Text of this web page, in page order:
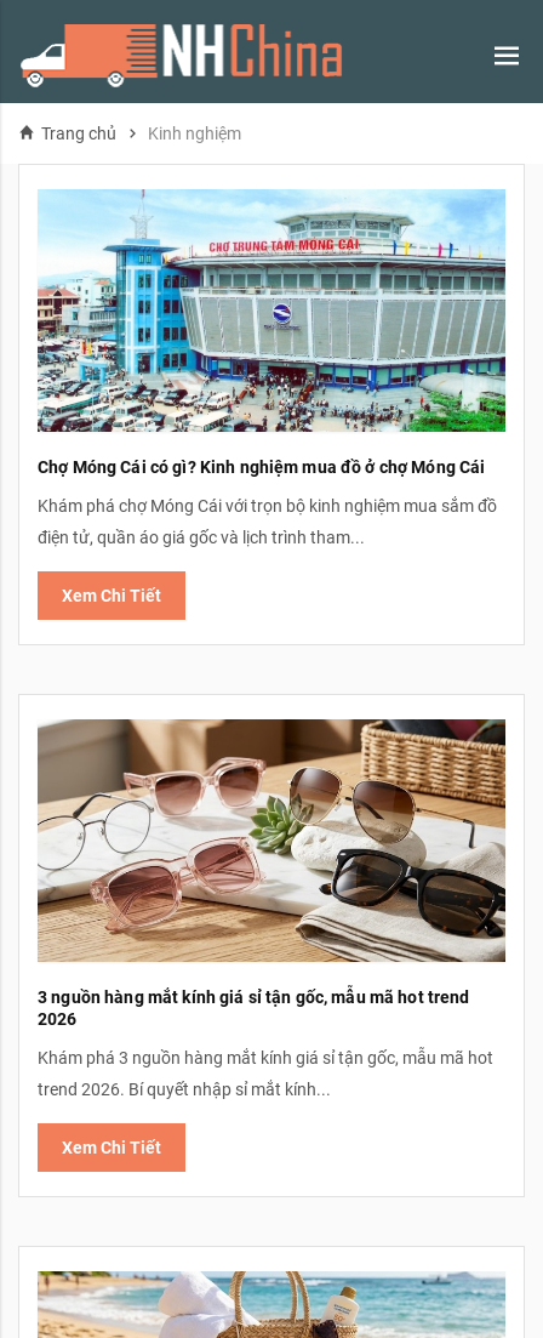
Trang chủ Kinh nghiệm
Chợ Móng Cái có gì? Kinh nghiệm mua đồ ở chợ Móng Cái
Khám phá chợ Móng Cái với trọn bộ kinh nghiệm mua sắm đồ
điện tử, quần áo giá gốc và lịch trình tham...
Xem Chi Tiết
3 nguồn hàng mắt kính giá sỉ tận gốc, mẫu mã hot trend
2026
Khám phá 3 nguồn hàng mắt kính giá sỉ tận gốc, mẫu mã hot
trend 2026. Bí quyết nhập sỉ mắt kính...
Xem Chi Tiết